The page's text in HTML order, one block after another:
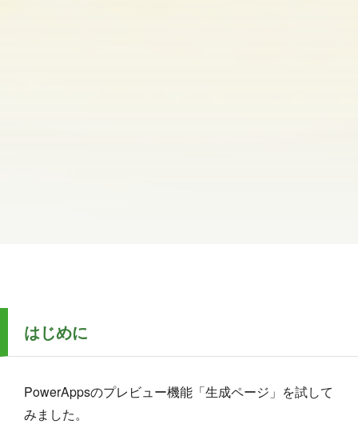
はじめに
PowerAppsのプレビュー機能「生成ページ」を試して
みました。